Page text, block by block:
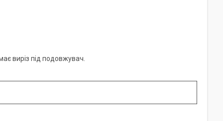
виріз під подовжувач.